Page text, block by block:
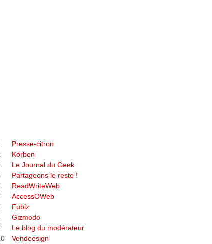
Presse-citron
Korben
Le Journal du Geek
Partageons le reste !
ReadWriteWeb
AccessOWeb
Fubiz
Gizmodo
Le blog du modérateur
Vendeesign